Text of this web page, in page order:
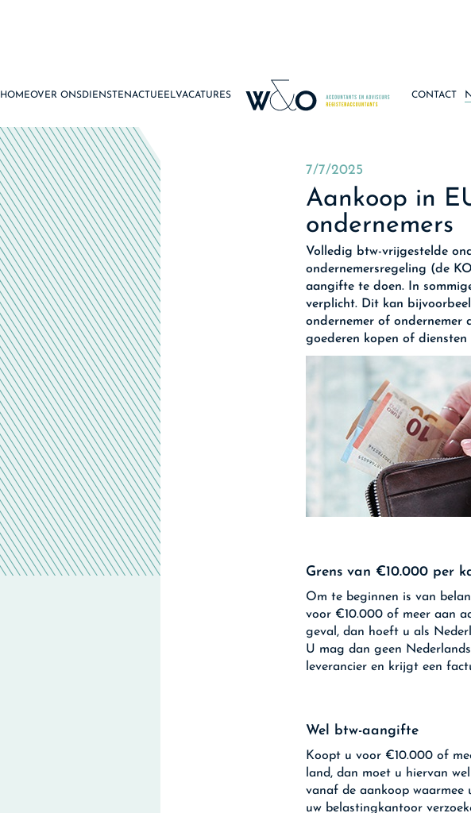
HOMEOVER ONSDIENSTENACTUEELVACATURES CONTACT
7/7/2025
Aankoop in
ondernemers
Volledig btw-vrijgestelde
ondernemersregeling (de
aangifte te doen. In
verplicht. Dit kan
ondernemer of ondernemer
goederen kopen of diensten
Grens van €10.000 per
Om te beginnen is van
voor €10.000 of meer aan
geval, dan hoeft u als
U mag dan geen
leverancier en krijgt een
Wel btw-aangifte
Koopt u voor €10.000 of
land, dan moet u hiervan
vanaf de aankoop
uw belastingkantoor